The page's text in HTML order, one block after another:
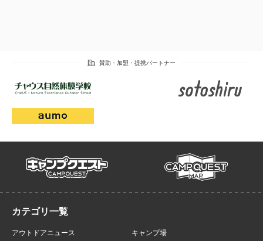
campquest campmap
アウトドアニュース キャンプ場